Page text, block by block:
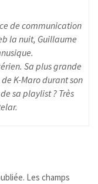
de communication
la nuit, Guillaume
Sa plus grande
K-Maro durant son
sa playlist ? Très
Les champs